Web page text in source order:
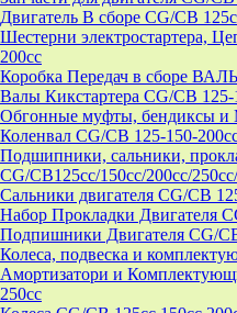
Двигатель В сборе CG/CB
Шестерни электростартера,
200cc
Коробка Передач в сборе
Валы Кикстартера CG/CB 125-
Обгонные муфты, бендиксы и
Коленвал CG/CB 125-150-
Подшипники, сальники,
CG/CB125сс/150cc/200cc/
Сальники двигателя CG/CB
Набор Прокладки Двигателя
Подпишники Двигателя CG/
Колеса, подвеска и
Амортизатори и
250cc